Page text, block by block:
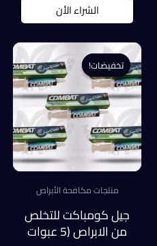
الشراء الأن
تخفيضات!
تخفيضات!
منتجات مكافحة الأبراص
جيل كومباكت للتخلص
من الابراص (5 عبوات